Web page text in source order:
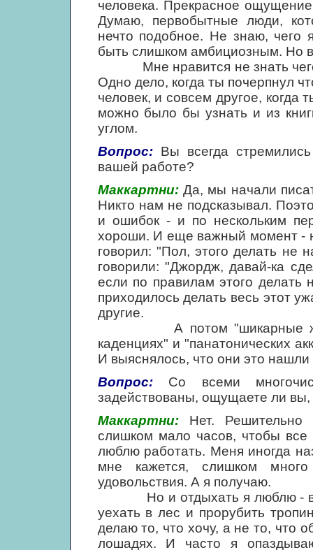
человека. Прекрасное
Думаю, первобытные люди,
нечто подобное. Не знаю, чего
быть слишком амбициозным. Но
Мне нравится не знать чего-
Одно дело, когда ты почерпнул
человек, и совсем другое,
можно было бы узнать и из
углом.
Вопрос:Вы всегда
вашей работе?
Маккартни:Да, мы начали
Никто нам не подсказывал.
и ошибок - и по нескольким
хороши. И еще важный момент -
говорил: "Пол, этого делать не
говорили: "Джордж, давай-ка
если по правилам этого
приходилось делать весь этот
другие.
А потом "шикарные
каденциях" и "панатонических
И выяснялось, что они это
Вопрос:Со всеми
задействованы, ощущаете ли
Маккартни:Нет. Решительно
слишком мало часов, чтобы
люблю работать. Меня иногда
мне кажется, слишком
удовольствия. А я получаю.
Но и отдыхать я люблю -
уехать в лес и прорубить
делаю то, что хочу, а не то, что
лошадях. И часто я